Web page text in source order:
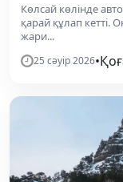
Көлсай көлінде
қарай құлап кетті.
жари...
25 сәуір 2026•